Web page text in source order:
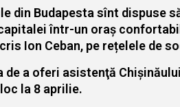
din Budapesta sînt dispuse
într-un oraș
Ion Ceban, pe rețelele de
a oferi asistenţă
la 8 aprilie.